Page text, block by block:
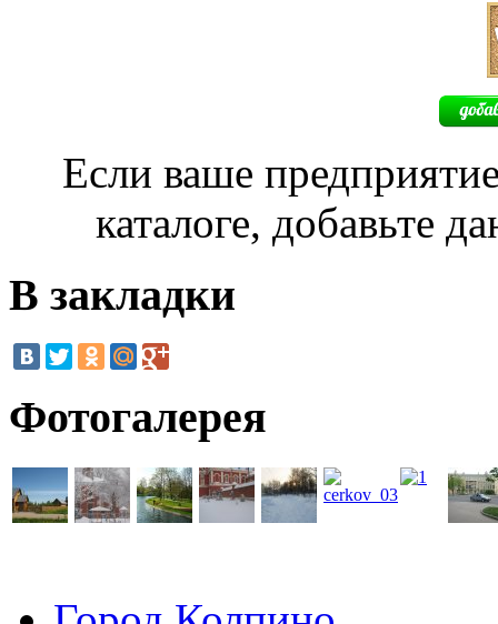
Если ваше
каталоге, добавьте
В закладки
Фотогалерея